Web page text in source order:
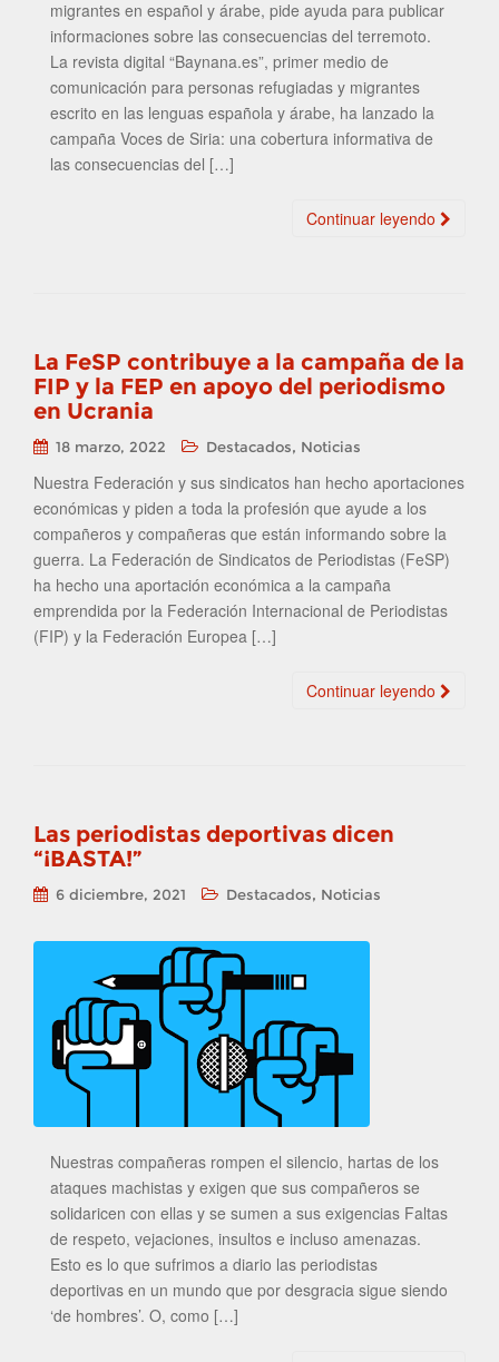
migrantes en español y árabe, pide ayuda para publicar
informaciones sobre las consecuencias del terremoto.
La revista digital “Baynana.es”, primer medio de
comunicación para personas refugiadas y migrantes
escrito en las lenguas española y árabe, ha lanzado la
campaña Voces de Siria: una cobertura informativa de
las consecuencias del […]
Continuar leyendo
La FeSP contribuye a la campaña de la
FIP y la FEP en apoyo del periodismo
en Ucrania
18 marzo, 2022 Destacados, Noticias
Nuestra Federación y sus sindicatos han hecho aportaciones
económicas y piden a toda la profesión que ayude a los
compañeros y compañeras que están informando sobre la
guerra. La Federación de Sindicatos de Periodistas (FeSP)
ha hecho una aportación económica a la campaña
emprendida por la Federación Internacional de Periodistas
(FIP) y la Federación Europea […]
Continuar leyendo
Las periodistas deportivas dicen
“¡BASTA!”
6 diciembre, 2021 Destacados, Noticias
Nuestras compañeras rompen el silencio, hartas de los
ataques machistas y exigen que sus compañeros se
solidaricen con ellas y se sumen a sus exigencias Faltas
de respeto, vejaciones, insultos e incluso amenazas.
Esto es lo que sufrimos a diario las periodistas
deportivas en un mundo que por desgracia sigue siendo
‘de hombres’. O, como […]